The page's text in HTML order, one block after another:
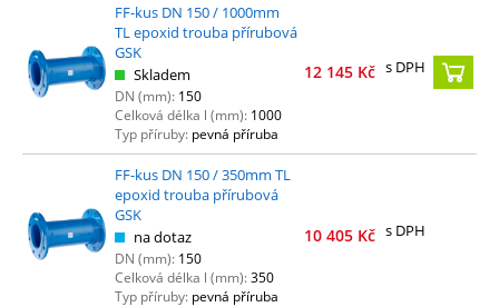
FF-kus DN 150 / 1000mm
TL epoxid trouba přírubová
GSK
Skladem
DN (mm): 150
Celková délka l (mm): 1000
Typ příruby: pevná příruba
12 145 Kč s DPH
FF-kus DN 150 / 350mm TL
epoxid trouba přírubová
GSK
na dotaz
DN (mm): 150
Celková délka l (mm):350
Typ příruby: pevná příruba
10 405 Kč s DPH